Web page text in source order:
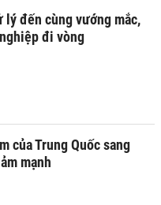
lý đến cùng vướng mắc,
đi vòng
của Trung Quốc sang
mạnh